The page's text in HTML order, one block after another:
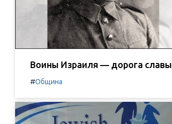
Воины Израиля — дорога славы
#Община